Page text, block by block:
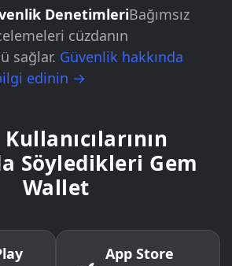
DenetimleriBağımsız
cüzdanın
sağlar. Güvenlik hakkında
edinin →
Söyledikleri Gem
Wallet
App Store